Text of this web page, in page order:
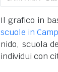
Il grafico in
scuole in
nido, scuola
individui con